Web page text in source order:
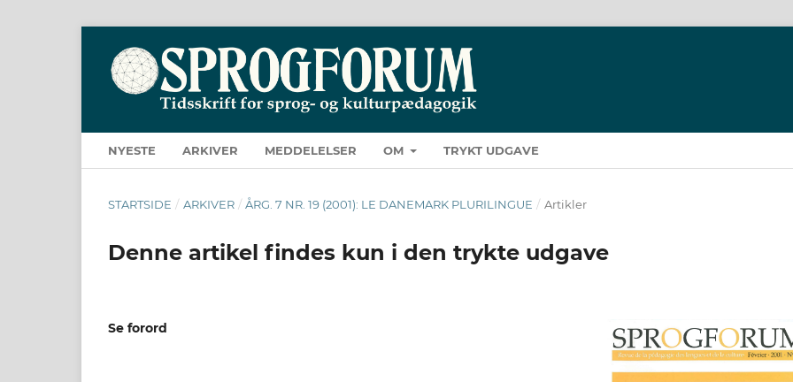
NYESTE ARKIVER MEDDELELSER OM TRYKT UDGAVE
STARTSIDE / ARKIVER / ÅRG. 7 NR. 19 (2001): LE DANEMARK PLURILINGUE / Artikler
Denne artikel findes kun i den trykte udgave
Se forord